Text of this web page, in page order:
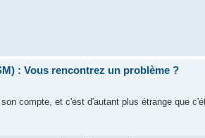
: Vous rencontrez un problème ?
compte, et c'est d'autant plus étrange que